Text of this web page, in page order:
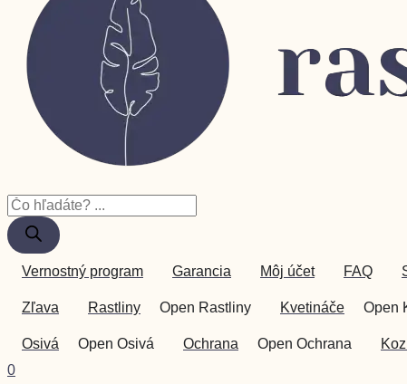
Vernostný program Garancia Môj účet FAQ
Zľava Rastliny Open Rastliny Kvetináče Open
Osivá Open Osivá Ochrana Open Ochrana
0